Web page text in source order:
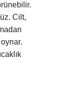
Cilt,